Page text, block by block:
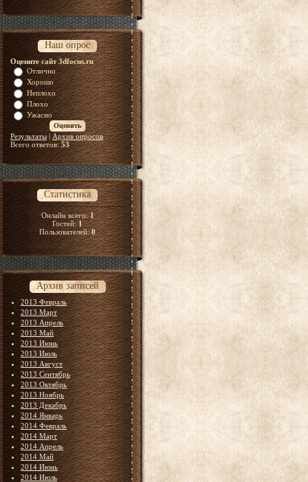
Наш опрос
Оцените сайт 3dfocus.ru
Отлично
Хорошо
Неплохо
Плохо
Ужасно
Результаты| Архив опросов
Всего ответов:53
Статистика
Онлайн всего:1
Гостей:1
Пользователей:0
Архив записей
2013 Февраль
2013 Март
2013 Апрель
2013 Май
2013 Июнь
2013 Июль
2013 Август
2013 Сентябрь
2013 Октябрь
2013 Ноябрь
2013 Декабрь
2014 Январь
2014 Февраль
2014 Март
2014 Апрель
2014 Май
2014 Июнь
2014 Июль